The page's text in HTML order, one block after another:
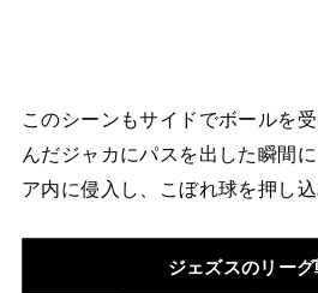
このシーンもサイドでボールを
んだジャカにパスを出した瞬間
ア内に侵入し、こぼれ球を押し込
ジェズスのリー